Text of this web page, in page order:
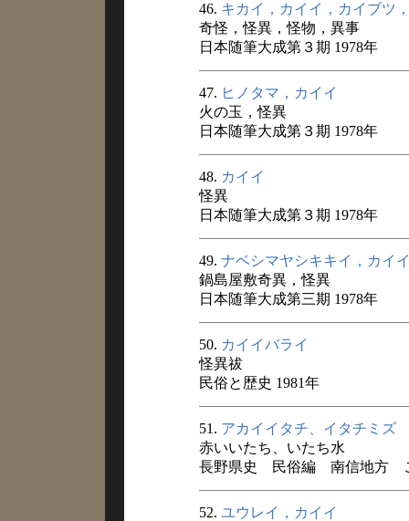
46. キカイ，カイイ，カイブツ
奇怪，怪異，怪物，異事
日本随筆大成第３期 1978年
47. ヒノタマ，カイイ
火の玉，怪異
日本随筆大成第３期 1978年
48. カイイ
怪異
日本随筆大成第３期 1978年
49. ナベシマヤシキキイ，カイ
鍋島屋敷奇異，怪異
日本随筆大成第三期 1978年
50. カイイバライ
怪異祓
民俗と歴史 1981年
51. アカイイタチ、イタチミズ
赤いいたち、いたち水
長野県史 民俗編 南信地方
52. ユウレイ，カイイ